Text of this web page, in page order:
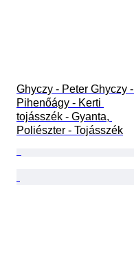
Ghyczy - Peter Ghyczy -
Pihenőágy - Kerti
tojásszék - Gyanta,
Poliészter - Tojásszék